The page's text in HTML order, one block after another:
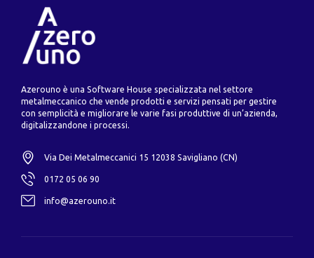
Azerouno è una Software House specializzata nel settore
metalmeccanico che vende prodotti e servizi pensati per gestire
con semplicità e migliorare le varie fasi produttive di un’azienda,
digitalizzandone i processi.
Via Dei Metalmeccanici 15 12038 Savigliano (CN)
0172 05 06 90
info@azerouno.it